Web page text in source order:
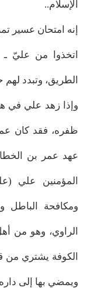
الإسلام..
إنه امتحان عسير
اتخذوا من عليّ
الطريق، وتبدد
وإذا زهد علي في
ظفره، فقد كان
عهد عمر بن
المؤمنين علي
ومكافحة الباطل
الراوي، وهو من
الكوفة يشتري من
ويمضي بها إلى